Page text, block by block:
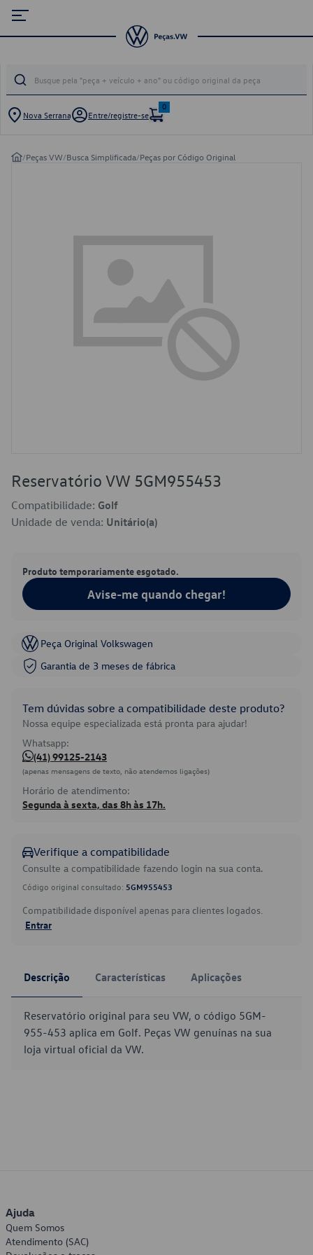
Nova Serrana Entre/registre-se
0
/Peças VW/Busca Simplificada/Peças por Código Original
Reservatório VW 5GM955453
Compatibilidade: Golf
Unidade de venda: Unitário(a)
Produto temporariamente esgotado.
Avise-me quando chegar!
Peça Original Volkswagen
Garantia de 3 meses de fábrica
Tem dúvidas sobre a compatibilidade deste produto?
Nossa equipe especializada está pronta para ajudar!
Whatsapp:
(41) 99125-2143
(apenas mensagens de texto, não atendemos ligações)
Horário de atendimento:
Segunda à sexta, das 8h às 17h.
Verifique a compatibilidade
Consulte a compatibilidade fazendo login na sua conta.
Código original consultado: 5GM955453
Compatibilidade disponível apenas para clientes logados.
Entrar
Descrição Características Aplicações
Reservatório original para seu VW, o código 5GM-
955-453 aplica em Golf. Peças VW genuínas na sua
loja virtual oficial da VW.
Ajuda
Quem Somos
Atendimento (SAC)